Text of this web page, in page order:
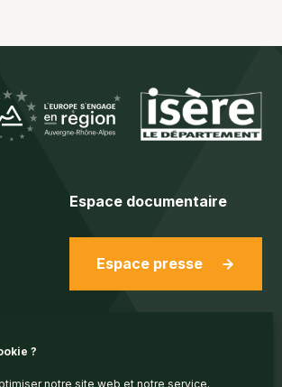
?
notre site web et notre service.
Espace documentaire
Espace presse